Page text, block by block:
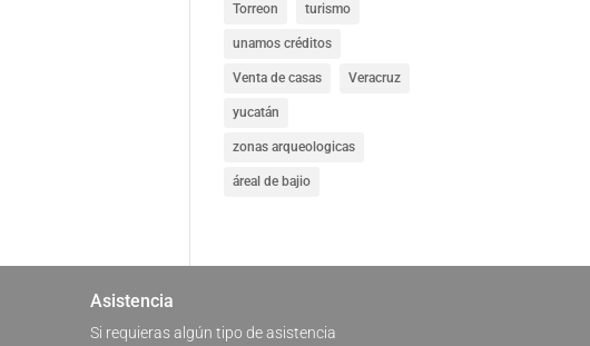
Torreon turismo
unamos créditos
Venta de casas Veracruz
yucatán
zonas arqueologicas
áreal de bajio
Asistencia
Si requieras algún tipo de asistencia